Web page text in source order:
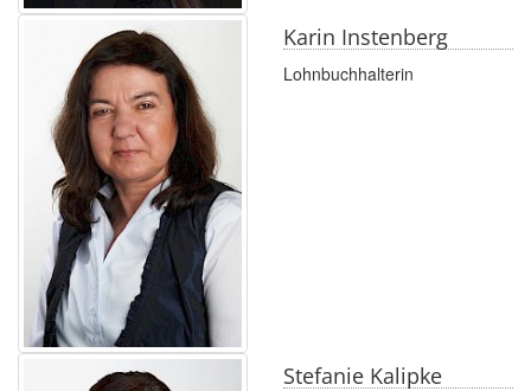
Karin Instenberg
Lohnbuchhalterin
Stefanie Kalipke